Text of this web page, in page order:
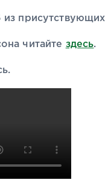
присутствующих
читайте здесь.